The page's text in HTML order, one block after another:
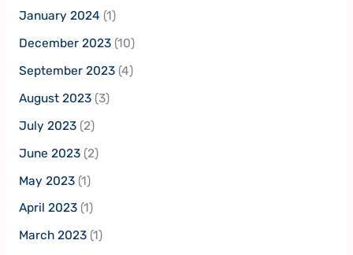
January 2024 (1)
December 2023(10)
September 2023(4)
August 2023(3)
July 2023(2)
June 2023(2)
May 2023(1)
April 2023(1)
March 2023(1)